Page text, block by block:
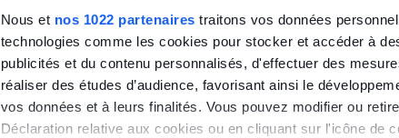
Nous et nos 1022 partenaires traitons vos données
technologies comme les cookies pour stocker et accéder à
publicités et du contenu personnalisés, d'effectuer des
réaliser des études d’audience, favorisant ainsi le
vos données et à leurs finalités. Vous pouvez modifier ou
Déclaration relative aux cookies ou en cliquant sur l'icône de